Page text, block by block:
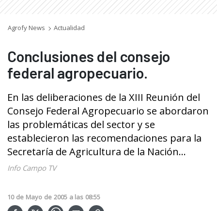
Agrofy News Actualidad
Conclusiones del consejo
federal agropecuario.
En las deliberaciones de la XIII Reunión del
Consejo Federal Agropecuario se abordaron
las problemáticas del sector y se
establecieron las recomendaciones para la
Secretaría de Agricultura de la Nación...
Info Campo TV
10 de Mayo de 2005 a las 08:55